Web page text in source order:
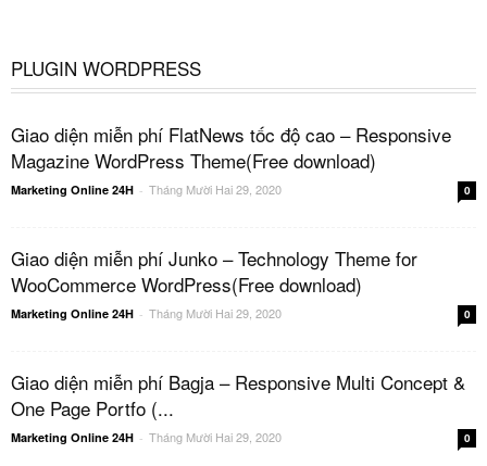
PLUGIN WORDPRESS
Giao diện miễn phí FlatNews tốc độ cao – Responsive
Magazine WordPress Theme(Free download)
Marketing Online 24H - Tháng Mười Hai 29, 2020 0
Giao diện miễn phí Junko – Technology Theme for
WooCommerce WordPress(Free download)
Marketing Online 24H - Tháng Mười Hai 29, 2020 0
Giao diện miễn phí Bagja – Responsive Multi Concept &
One Page Portfo (...
Marketing Online 24H - Tháng Mười Hai 29, 2020 0